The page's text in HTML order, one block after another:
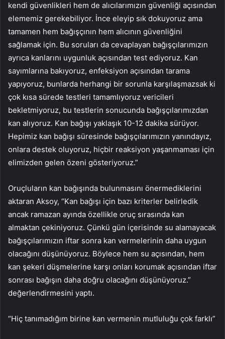
kendi güvenlikleri hem de alıcılarımızın güvenliği açısından
elememiz gerekebiliyor. İnce eleyip sık dokuyoruz ama
tamamen hem bağışçının hem alıcının güvenliğini
sağlamak için. Bu soruları da cevaplayan bağışçılarımızın
ayrıca kanlarını uygunluk açısından test ediyoruz. Kan
sayımlarına bakıyoruz, enfeksiyon açısından tarama
yapıyoruz, bunlarda herhangi bir sorunla karşılaşmazsak ki
çok kısa sürede testleri tamamlıyoruz vericileri
bekletmiyoruz, bu testlerin sonucunda bağışçılarımızdan
kan alıyoruz. Kan bağışı yaklaşık 10-12 dakika sürüyor.
Hepimiz kan bağışı süresinde bağışçılarımızın yanındayız,
onlara destek oluyoruz, hiçbir reaksiyon yaşanmaması için
elimizden gelen özeni gösteriyoruz.”
Oruçluların kan bağışında bulunmasını önermediklerini
aktaran Aksoy, “Kan bağışı için bazı kriterler belirledik
ancak ramazan ayında özellikle oruç sırasında kan
almaktan çekiniyoruz. Çünkü gün içerisinde su alamayacak
bağışçılarımızın iftar sonra kan vermelerinin daha uygun
olacağını düşünüyoruz. Böylece hem su açısından, hem
kan şekeri düşmelerine karşı onları korumak açısından iftar
sonrası bağışın daha doğru olacağını düşünüyoruz.”
değerlendirmesini yaptı.
“Hiç tanımadığım birine kan vermenin mutluluğu çok farklı”